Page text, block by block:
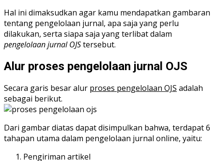
Hal ini dimaksudkan agar kamu mendapatkan gambaran
tentang pengelolaan jurnal, apa saja yang perlu
dilakukan, serta siapa saja yang terlibat dalam
pengelolaan jurnal OJStersebut.
Alur proses pengelolaan jurnal OJS
Secara garis besar alur proses pengelolaan OJS adalah
sebagai berikut.
Dari gambar diatas dapat disimpulkan bahwa, terdapat 6
tahapan utama dalam pengelolaan jurnal online, yaitu:
Pengiriman artikel